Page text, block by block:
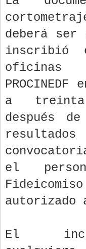
deberá
inscribió
oficinas
a
después
el
El